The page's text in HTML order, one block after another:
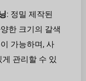
: 정밀 제작된
한 크기의 갈색
가능하며, 사
관리할 수 있